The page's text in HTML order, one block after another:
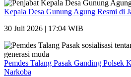
Kepala Desa Gunung Agung Resmi di
30 Juli 2026 | 17:04 WIB
Pemdes Talang Pasak Ganding Polsek
Narkoba